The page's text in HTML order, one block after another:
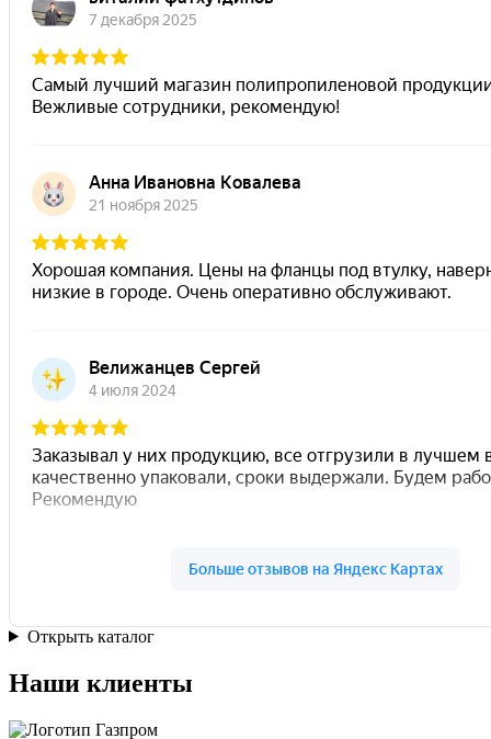
Открыть каталог
Наши клиенты